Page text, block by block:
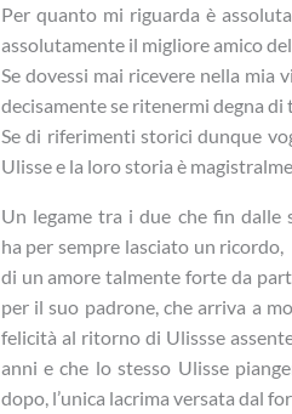
Per quanto mi riguarda è
assolutamente il migliore amico
Se dovessi mai ricevere nella mia
decisamente se ritenermi degna di
Se di riferimenti storici dunque
Ulisse e la loro storia è
Un legame tra i due che fin dalle
ha per sempre lasciato un
di un amore talmente forte da
per il suo padrone, che arriva a
felicità al ritorno di Ulissse
anni e che lo stesso Ulisse
dopo, l’unica lacrima versata dal